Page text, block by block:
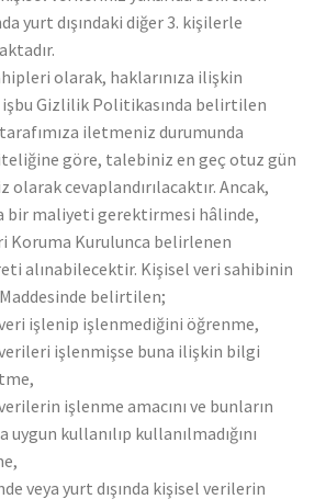
yurt dışındaki diğer 3. kişilerle
olarak, haklarınıza ilişkin
Gizlilik Politikasında belirtilen
iletmeniz durumunda
göre, talebiniz en geç otuz gün
olarak cevaplandırılacaktır. Ancak,
bir maliyeti gerektirmesi hâlinde,
Koruma Kurulunca belirlenen
alınabilecektir. Kişisel veri sahibinin
Maddesinde belirtilen;
işlenip işlenmediğini öğrenme,
işlenmişse buna ilişkin bilgi
işlenme amacını ve bunların
uygun kullanılıp kullanılmadığını
veya yurt dışında kişisel verilerin